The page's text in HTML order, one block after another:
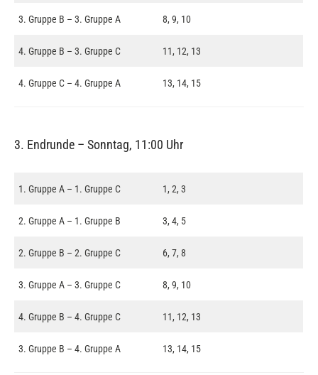
3. Gruppe B – 3. Gruppe A 8, 9, 10
4. Gruppe B – 3. Gruppe C 11, 12, 13
4. Gruppe C – 4. Gruppe A 13, 14, 15
3. Endrunde – Sonntag, 11:00 Uhr
1. Gruppe A – 1. Gruppe C 1, 2, 3
2. Gruppe A – 1. Gruppe B 3, 4, 5
2. Gruppe B – 2. Gruppe C 6, 7, 8
3. Gruppe A – 3. Gruppe C 8, 9, 10
4. Gruppe B – 4. Gruppe C 11, 12, 13
3. Gruppe B – 4. Gruppe A 13, 14, 15